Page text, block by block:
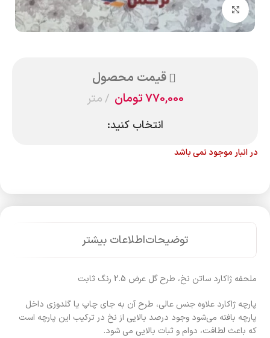
بزرگنمایی تصویر
قیمت محصول
770,000تومان متر
انتخاب کنید:
در انبار موجود نمی باشد
توضیحاتاطلاعات بیشتر
ملحفه ژاکارد ساتن نخ، طرح گل عرض 2.5 رنگ ثابت
پارچه‌ ژاکارد علاوه جنس عالی، طرح آن به جای چاپ یا گلدوزی داخل
پارچه بافته می‌شود وجود درصد بالایی از نخ در ترکیب این پارچه است
که باعث لطافت، دوام و ثبات بالایی می شود.